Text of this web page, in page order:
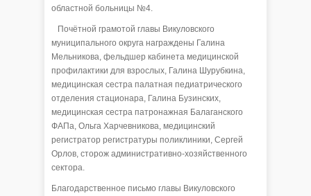
областной больницы №4.
Почётной грамотой главы Викуловского
муниципального округа награждены Галина
Мельникова, фельдшер кабинета медицинской
профилактики для взрослых, Галина Шурубкина,
медицинская сестра палатная педиатрического
отделения стационара, Галина Бузинских,
медицинская сестра патронажная Балаганского
ФАПа, Ольга Харчевникова, медицинский
регистратор регистратуры поликлиники, Сергей
Орлов, сторож административно-хозяйственного
сектора.
Благодарственное письмо главы Викуловского